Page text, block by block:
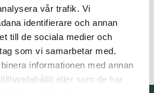
vår trafik. Vi
identifierare och annan
till de sociala medier och
som vi samarbetar med.
informationen med annan
eller som de har
lösningsorienterad och
kommunikativ förmåga.
och skrift och du har goda